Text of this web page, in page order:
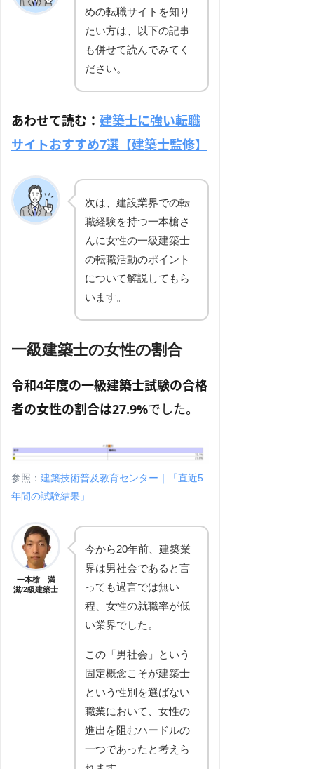
めの転職サイトを知り
たい方は、以下の記事
も併せて読んでみてく
ださい。
あわせて読む： 建築士に強い転職
サイトおすすめ7選【建築士監修】
次は、建設業界での転
職経験を持つ一本槍さ
んに女性の一級建築士
の転職活動のポイント
について解説してもら
います。
一級建築士の女性の割合
令和4年度の一級建築士試験の合格
者の女性の割合は27.9%でした。
参照： 建築技術普及教育センター｜「直近5
年間の試験結果」
一本槍 満
滋/2級建築士
今から20年前、建築業
界は男社会であると言
っても過言では無い
程、女性の就職率が低
い業界でした。
この「男社会」という
固定概念こそが建築士
という性別を選ばない
職業において、女性の
進出を阻むハードルの
一つであったと考えら